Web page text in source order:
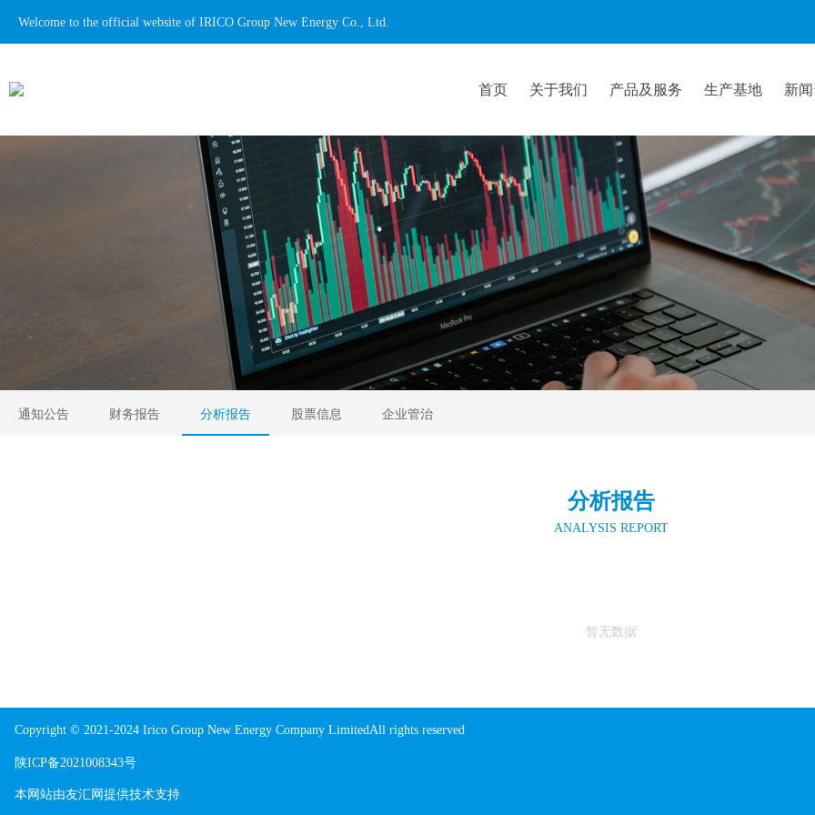
Welcome to the official website of IRICO Group New Energy Co., Ltd.
首页 关于我们 产品及服务 生产基地 新
通知公告 财务报告 分析报告 股票信息 企业管治
分析报告
ANALYSIS REPORT
暂无数据
Copyright © 2021-2024 Irico Group New Energy Company LimitedAll rights reserved
陕ICP备2021008343号
本网站由友汇网提供技术支持